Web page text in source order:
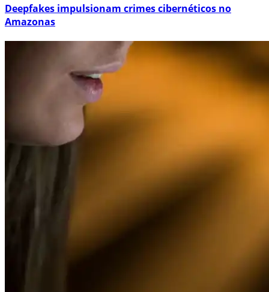
Deepfakes impulsionam crimes cibernéticos no
Amazonas